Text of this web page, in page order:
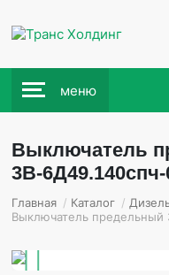
меню
Выключатель
3В-6Д49.140спч-
Главная / Каталог /
Выключатель предельный